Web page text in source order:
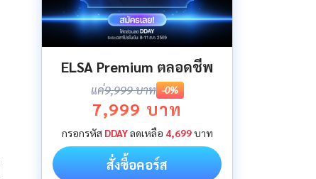
ELSA Premium ตลอดชีพ
แค่9,999 บาท -0%
7,999 บาท
กรอกรหัส DDAYลดเหลือ 4,699บาท
สั่งซื้อคอร์ส